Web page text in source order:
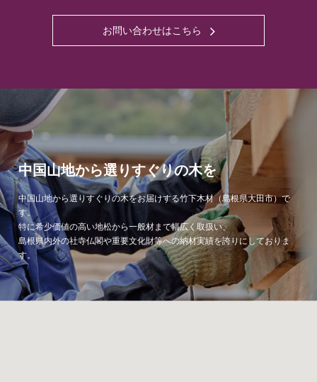
お問い合わせはこちら
中国山地から選りすぐりの木を
中国山地から選りすぐりの木をお届けする竹下木材（島根県大田市）で
す。
特に希少価値の高い地松から一般材まで幅広く取扱い、
島根県内外の社寺仏閣や重要文化財等への納材実績を誇りにしておりま
す。